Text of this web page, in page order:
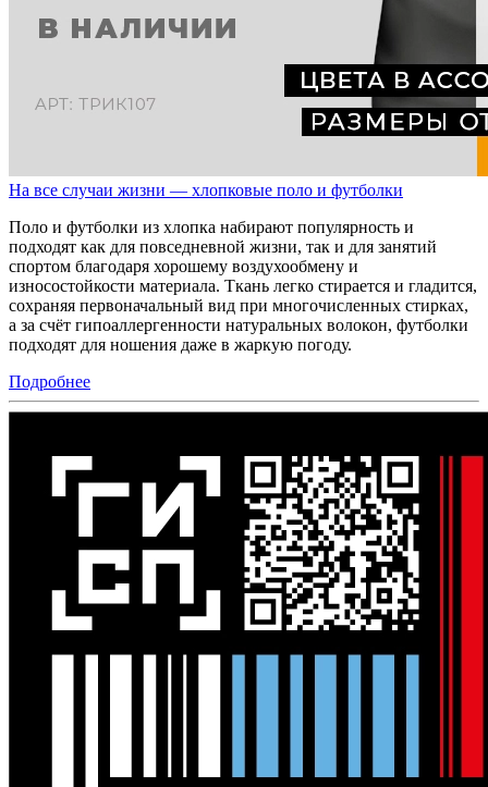
На все случаи жизни — хлопковые поло и футболки
Поло и футболки из хлопка набирают популярность и
подходят как для повседневной жизни, так и для занятий
спортом благодаря хорошему воздухообмену и
износостойкости материала. Ткань легко стирается и гладится,
сохраняя первоначальный вид при многочисленных стирках,
а за счёт гипоаллергенности натуральных волокон, футболки
подходят для ношения даже в жаркую погоду.
Подробнее